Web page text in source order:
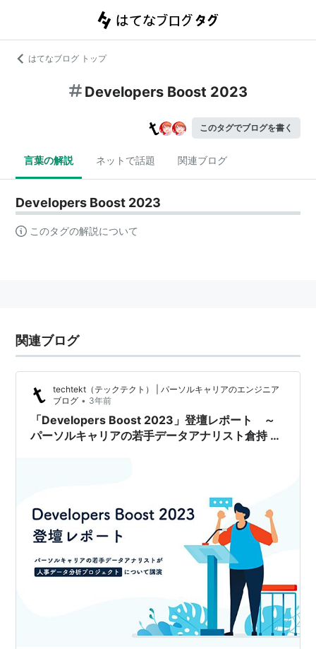
はてなブログ トップ
Developers Boost 2023
このタグでブログを書く
言葉の解説 ネットで話題 関連ブログ
Developers Boost 2023
このタグの解説について
関連ブログ
techtekt（テックテクト） | パーソルキャリアのエンジニア
ブログ • 3年前
「Developers Boost 2023」登壇レポート ～
パーソルキャリアの若手データアナリスト倉持 裕